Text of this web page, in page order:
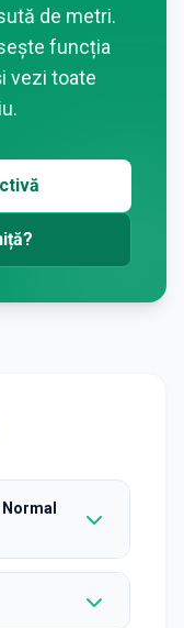
de metri.
funcția
vezi toate
.